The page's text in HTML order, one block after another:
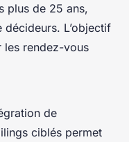
plus de 25 ans,
L’objectif
les rendez-vous
de
ciblés permet